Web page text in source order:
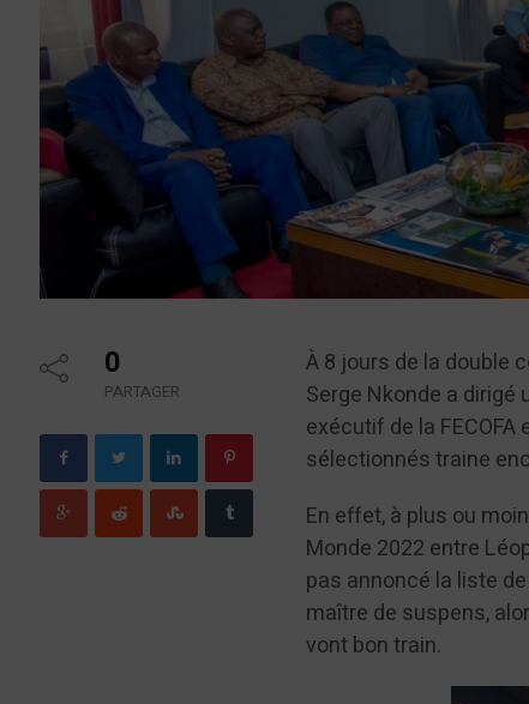
0
PARTAGER
À 8 jours de la double
Serge Nkonde a dirigé
exécutif de la
sélectionnés traine
En effet, à plus ou
Monde 2022 entre
pas annoncé la liste
maître de suspens,
vont bon train.